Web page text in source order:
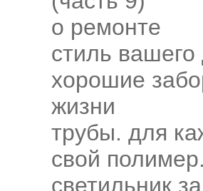
о ремонте
стиль
хорошие
жизни
трубы. для
свой
светильник